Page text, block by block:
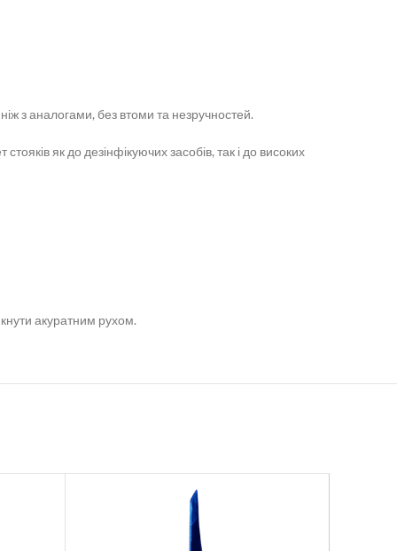
з аналогами, без втоми та незручностей.
як до дезінфікуючих засобів, так і до високих
акуратним рухом.